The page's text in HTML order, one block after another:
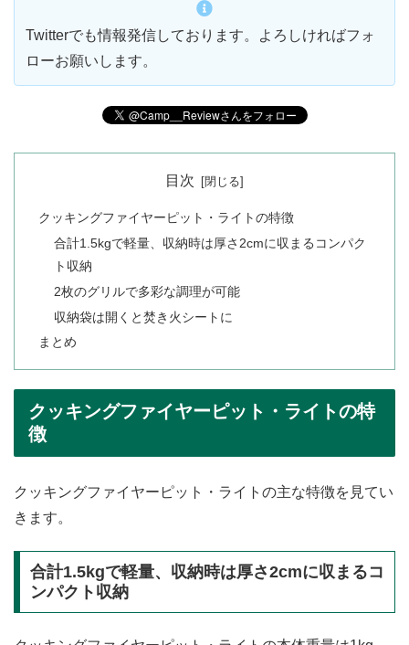
Twitterでも情報発信しております。よろしければフォ
ローお願いします。
目次
クッキングファイヤーピット・ライトの特徴
合計1.5kgで軽量、収納時は厚さ2cmに収まるコンパク
ト収納
2枚のグリルで多彩な調理が可能
収納袋は開くと焚き火シートに
まとめ
クッキングファイヤーピット・ライトの特
徴
クッキングファイヤーピット・ライトの主な特徴を見てい
きます。
合計1.5kgで軽量、収納時は厚さ2cmに収まるコ
ンパクト収納